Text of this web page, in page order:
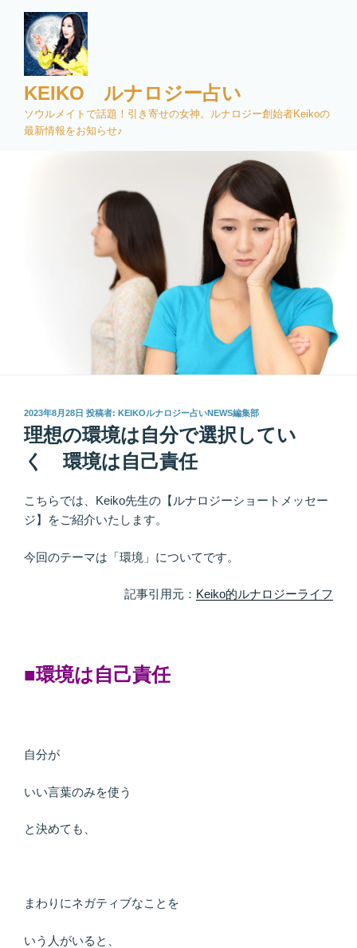
KEIKO ルナロジー占い
ソウルメイトで話題！引き寄せの女神。ルナロジー創始者Keikoの
最新情報をお知らせ♪
投
稿
日:
2023年8月28日 投稿者: KEIKOルナロジー占いNEWS編集部
理想の環境は自分で選択してい
く 環境は自己責任
こちらでは、Keiko先生の【ルナロジーショートメッセー
ジ】をご紹介いたします。
今回のテーマは「環境」についてです。
記事引用元： Keiko的ルナロジーライフ
■環境は自己責任
自分が
いい言葉のみを使う
と決めても、
まわりにネガティブなことを
いう人がいると、